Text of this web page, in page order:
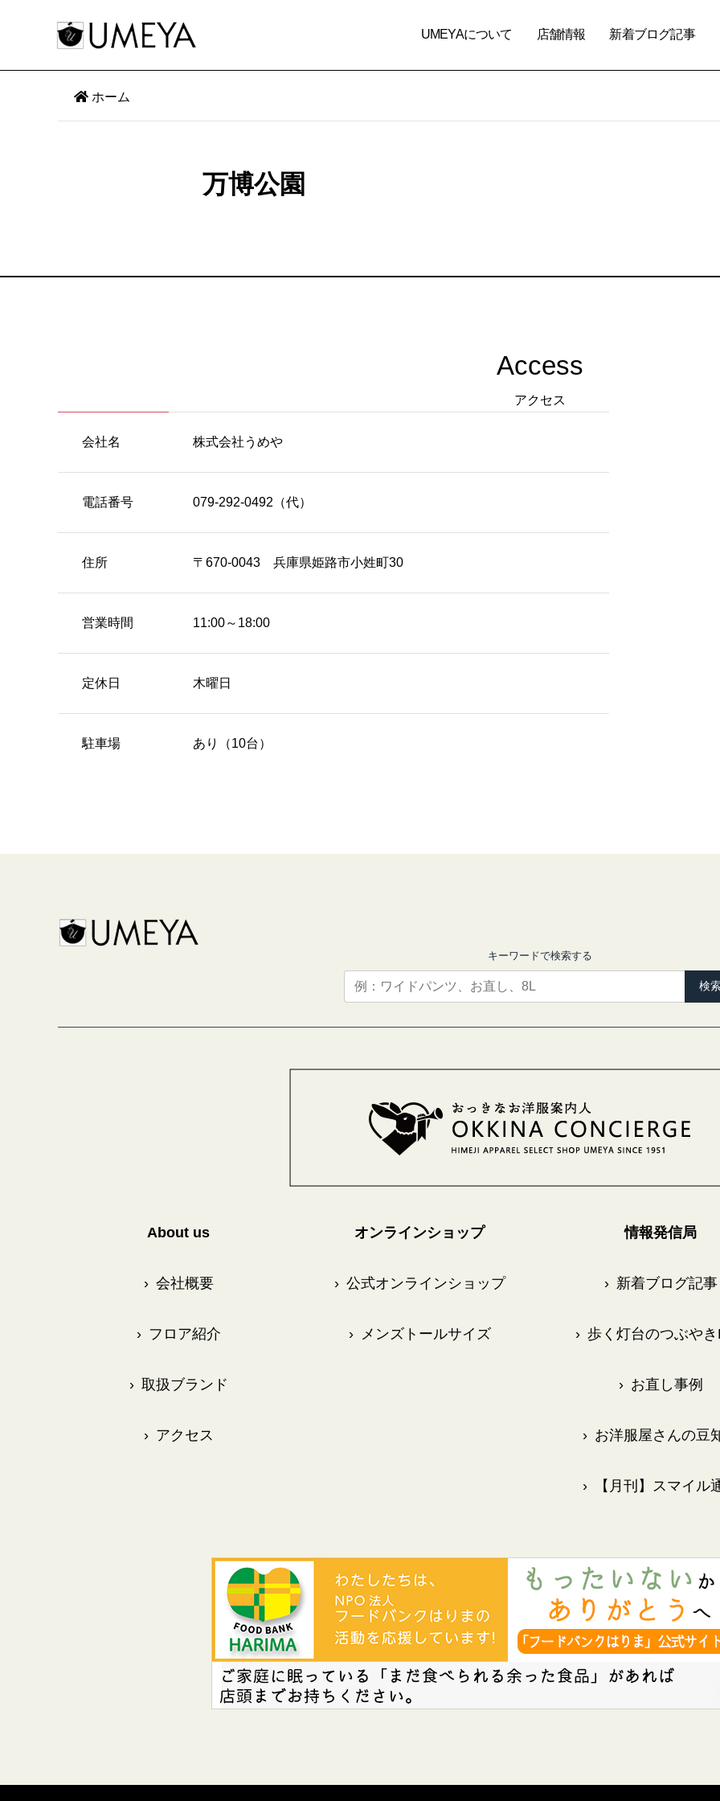
UMEYAについて 店舗情報 新着ブログ記事
ホーム
万博公園
Access
アクセス
会社名 株式会社うめや
電話番号 079-292-0492（代）
住所 〒670-0043 兵庫県姫路市小姓町30
営業時間 11:00～18:00
定休日 木曜日
駐車場 あり（10台）
キーワードで検索する
検
About us
›会社概要
›フロア紹介
›取扱ブランド
›アクセス
オンラインショップ
›公式オンラインショップ
›メンズトールサイズ
情報発信局
›新着ブログ記事
›歩く灯台のつぶやき
›お直し事例
›お洋服屋さんの豆
›【月刊】スマイル